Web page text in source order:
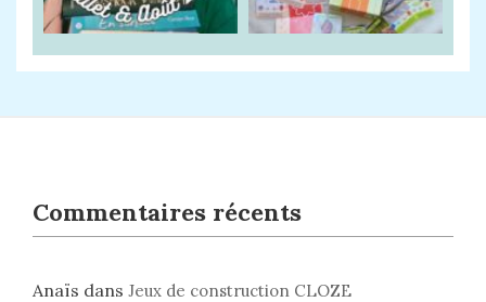
Commentaires récents
Anaïs dans Jeux de construction CLOZE